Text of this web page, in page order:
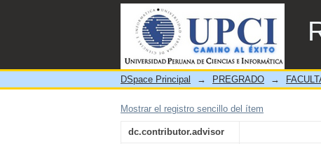
Análisis del Delito de Robo
DSpace Principal → PREGRADO →
Mostrar el registro sencillo del ítem
dc.contributor.advisor